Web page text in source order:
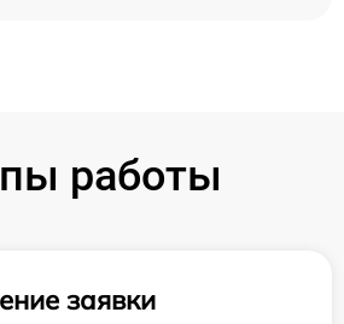
работы
заявки